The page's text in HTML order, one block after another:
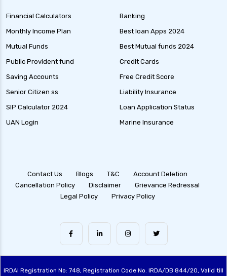
Financial Calculators
Monthly Income Plan
Mutual Funds
Public Provident fund
Saving Accounts
Senior Citizen ss
SIP Calculator 2024
UAN Login
Banking
Best loan Apps 2024
Best Mutual funds 2024
Credit Cards
Free Credit Score
Liability Insurance
Loan Application Status
Marine Insurance
Contact Us Blogs T&C
Account Deletion
Cancellation Policy
Disclaimer
Grievance Redressal
Legal Policy
Privacy Policy
IRDAI Registration No: 748, Registration Code No. IRDA/DB 844/20, Valid till